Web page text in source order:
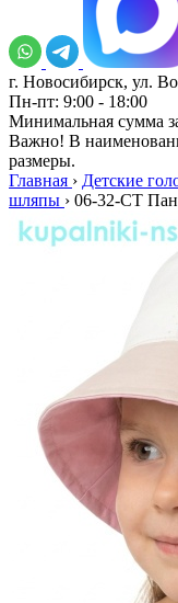
г. Новосибирск, ул.
Пн-пт: 9:00 - 18:00
Минимальная сумма
Важно! В
размеры.
Главная › Детские
шляпы › 06-32-CT